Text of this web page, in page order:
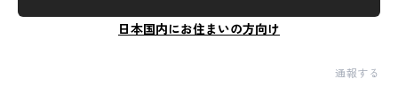
日本国内にお住まいの方向け
通報する